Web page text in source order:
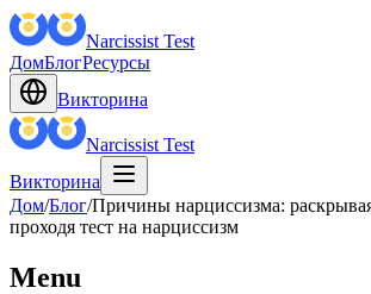
Narcissist Test
ДомБлогРесурсы
Викторина
Narcissist Test
Викторина
Дом/Блог/Причины нарциссизма:
проходя тест на нарциссизм
Menu